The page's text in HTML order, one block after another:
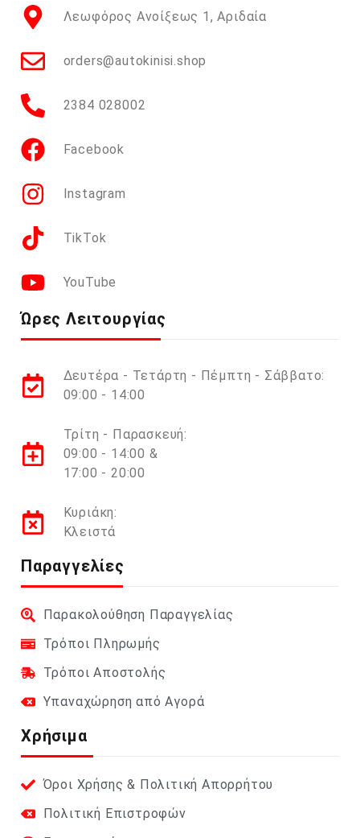
Λεωφόρος Ανοίξεως 1, Αριδαία
orders@autokinisi.shop
2384 028002
Facebook
Instagram
TikTok
YouTube
Ώρες Λειτουργίας
Δευτέρα - Τετάρτη - Πέμπτη - Σάββατο:
09:00 - 14:00
Τρίτη - Παρασκευή:
09:00 - 14:00 &
17:00 - 20:00
Κυριάκη:
Κλειστά
Παραγγελίες
Παρακολούθηση Παραγγελίας
Τρόποι Πληρωμής
Τρόποι Αποστολής
Υπαναχώρηση από Αγορά
Χρήσιμα
Όροι Χρήσης & Πολιτική Απορρήτου
Πολιτική Επιστροφών